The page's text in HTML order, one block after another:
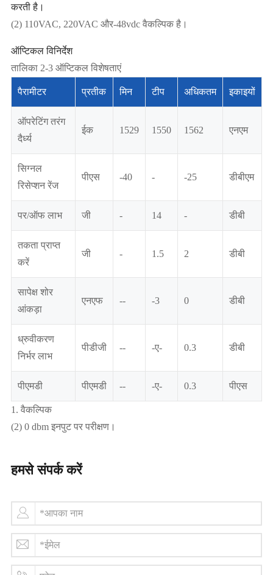
करती है।
(2) 110VAC, 220VAC और-48vdc वैकल्पिक है।
ऑप्टिकल विनिर्देश
तालिका 2-3 ऑप्टिकल विशेषताएं
पैरामीटर प्रतीक मिन टीप अधिकतम इकाइयों
ऑपरेटिंग तरंग
दैर्ध्य
ईक 1529 1550 1562 एनएम
सिग्नल
रिसेप्शन रेंज
पीएस -40 - -25 डीबीएम
पर/ऑफ लाभ जी - 14 - डीबी
तकता प्राप्त
करें
जी - 1.5 2 डीबी
सापेक्ष शोर
आंकड़ा
एनएफ -- -3 0 डीबी
ध्रुवीकरण
निर्भर लाभ
पीडीजी -- -ए- 0.3 डीबी
पीएमडी पीएमडी -- -ए- 0.3 पीएस
1. वैकल्पिक
(2) 0 dbm इनपुट पर परीक्षण।
हमसे संपर्क करें